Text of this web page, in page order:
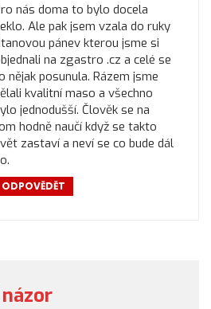
nás doma to bylo docela
Ale pak jsem vzala do ruky
pánev kterou jsme si
na zgastro .cz a celé se
nějak posunula. Rázem jsme
kvalitní maso a všechno
jednodušší. Člověk se na
hodně naučí když se takto
zastaví a neví se co bude dál
ODPOVĚDĚT